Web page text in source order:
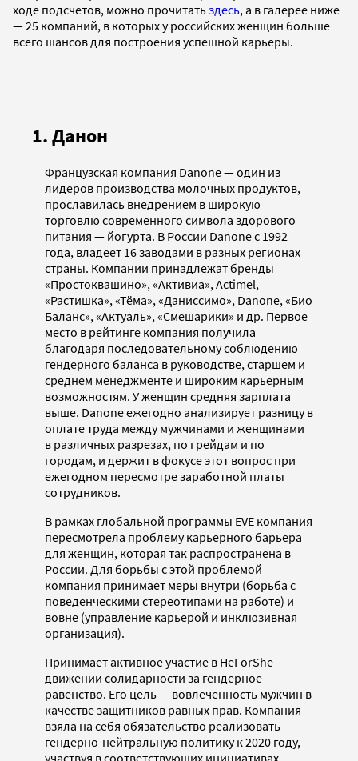
ходе подсчетов, можно прочитатьздесь, а в галерее ниже
— 25 компаний, в которых у российских женщин больше
всего шансов для построения успешной карьеры.
1. Данон
Французская компания Danone — один из
лидеров производства молочных продуктов,
прославилась внедрением в широкую
торговлю современного символа здорового
питания — йогурта. В России Danone с 1992
года, владеет 16 заводами в разных регионах
страны. Компании принадлежат бренды
«Простоквашино», «Активиа», Actimel,
«Растишка», «Тёма», «Даниссимо», Danone, «Био
Баланс», «Актуаль», «Смешарики» и др. Первое
место в рейтинге компания получила
благодаря последовательному соблюдению
гендерного баланса в руководстве, старшем и
среднем менеджменте и широким карьерным
возможностям. У женщин средняя зарплата
выше. Danone ежегодно анализирует разницу в
оплате труда между мужчинами и женщинами
в различных разрезах, по грейдам и по
городам, и держит в фокусе этот вопрос при
ежегодном пересмотре заработной платы
сотрудников.
В рамках глобальной программы EVE компания
пересмотрела проблему карьерного барьера
для женщин, которая так распространена в
России. Для борьбы с этой проблемой
компания принимает меры внутри (борьба с
поведенческими стереотипами на работе) и
вовне (управление карьерой и инклюзивная
организация).
Принимает активное участие в HeForShe —
движении солидарности за гендерное
равенство. Его цель — вовлеченность мужчин в
качестве защитников равных прав. Компания
взяла на себя обязательство реализовать
гендерно-нейтральную политику к 2020 году,
участвуя в соответствующих инициативах,